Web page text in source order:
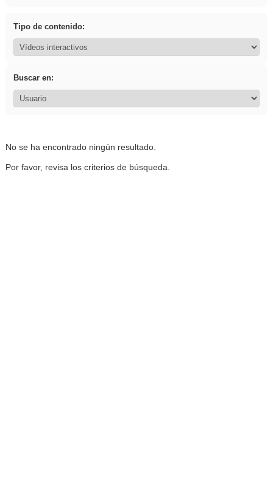
Tipo de contenido:
Buscar en:
No se ha encontrado ningún resultado.
Por favor, revisa los criterios de búsqueda.